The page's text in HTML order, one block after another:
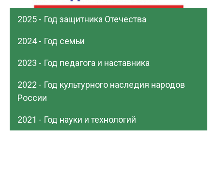
2025 - Год защитника Отечества
2024 - Год семьи
2023 - Год педагога и наставника
2022 - Год культурного наследия народов
России
2021 - Год науки и технологий